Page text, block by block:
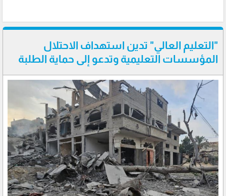
"التعليم العالي" تدين استهداف الاحتلال
المؤسسات التعليمية وتدعو إلى حماية الطلبة